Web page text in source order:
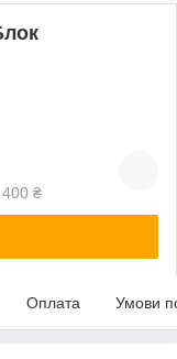
₴
Оплата Умови